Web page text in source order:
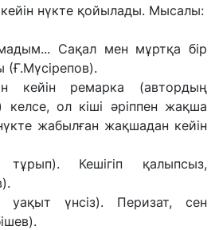
нүкте қойылады. Мысалы:
Сақал мен мұртқа бір
(Ғ.Мүсірепов).
кейін ремарка (автордың
келсе, ол кіші әріппен жақша
жабылған жақшадан кейін
Кешігіп қалыпсыз,
үнсіз). Перизат, сен